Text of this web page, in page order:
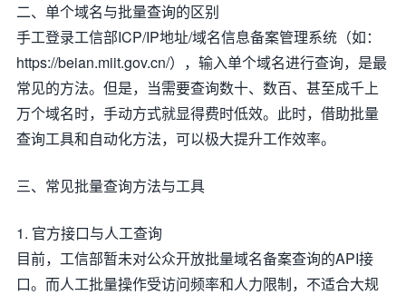
二、单个域名与批量查询的区别
手工登录工信部ICP/IP地址/域名信息备案管理系统（如：
https://beian.miit.gov.cn/），输入单个域名进行查询，是最
常见的方法。但是，当需要查询数十、数百、甚至成千上
万个域名时，手动方式就显得费时低效。此时，借助批量
查询工具和自动化方法，可以极大提升工作效率。
三、常见批量查询方法与工具
1. 官方接口与人工查询
目前，工信部暂未对公众开放批量域名备案查询的API接
口。而人工批量操作受访问频率和人力限制，不适合大规